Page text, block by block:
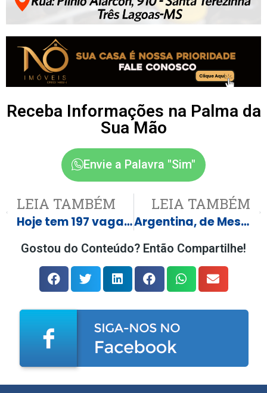
Receba Informações na Palma da
Sua Mão
Envie a Palavra "Sim"
LEIA TAMBÉM
Hoje tem 197 vagas de emprego em Três Lagoas e região
LEIA TAMBÉM
Argentina, de Messi, enfrenta o Egito em jogo das oitavas da Copa do Mundo nesta terça; veja programação
Gostou do Conteúdo? Então Compartilhe!